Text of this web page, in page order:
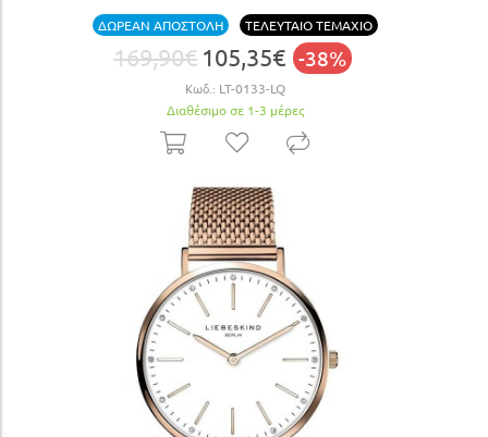
ΔΩΡΕΑΝ ΑΠΟΣΤΟΛΗ ΤΕΛΕΥΤΑΙΟ ΤΕΜΑΧΙΟ
169,90€ 105,35€ -38%
Κωδ.: LT-0133-LQ
Διαθέσιμο σε 1-3 μέρες